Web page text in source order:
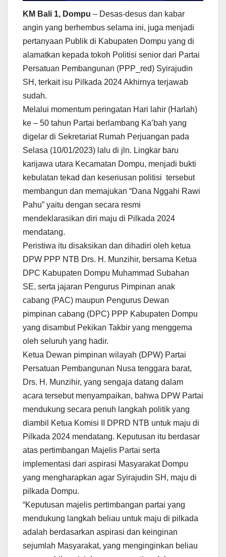
KM Bali 1, Dompu – Desas-desus dan kabar
angin yang berhembus selama ini, juga menjadi
pertanyaan Publik di Kabupaten Dompu yang di
alamatkan kepada tokoh Politisi senior dari Partai
Persatuan Pembangunan (PPP_red) Syirajudin
SH, terkait isu Pilkada 2024 Akhirnya terjawab
sudah.
Melalui momentum peringatan Hari lahir (Harlah)
ke – 50 tahun Partai berlambang Ka’bah yang
digelar di Sekretariat Rumah Perjuangan pada
Selasa (10/01/2023) lalu di jln. Lingkar baru
karijawa utara Kecamatan Dompu, menjadi bukti
kebulatan tekad dan keseriusan politisi tersebut
membangun dan memajukan “Dana Nggahi Rawi
Pahu” yaitu dengan secara resmi
mendeklarasikan diri maju di Pilkada 2024
mendatang.
Peristiwa itu disaksikan dan dihadiri oleh ketua
DPW PPP NTB Drs. H. Munzihir, bersama Ketua
DPC Kabupaten Dompu Muhammad Subahan
SE, serta jajaran Pengurus Pimpinan anak
cabang (PAC) maupun Pengurus Dewan
pimpinan cabang (DPC) PPP Kabupaten Dompu
yang disambut Pekikan Takbir yang menggema
oleh seluruh yang hadir.
Ketua Dewan pimpinan wilayah (DPW) Partai
Persatuan Pembangunan Nusa tenggara barat,
Drs. H. Munzihir, yang sengaja datang dalam
acara tersebut menyampaikan, bahwa DPW Partai
mendukung secara penuh langkah politik yang
diambil Ketua Komisi II DPRD NTB untuk maju di
Pilkada 2024 mendatang. Keputusan itu berdasar
atas pertimbangan Majelis Partai serta
implementasi dari aspirasi Masyarakat Dompu
yang mengharapkan agar Syirajudin SH, maju di
pilkada Dompu.
“Keputusan majelis pertimbangan partai yang
mendukung langkah beliau untuk maju di pilkada
adalah berdasarkan aspirasi dan keinginan
sejumlah Masyarakat, yang menginginkan beliau